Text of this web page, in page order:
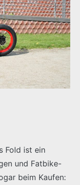
Fold ist ein
und Fatbike-
beim Kaufen: